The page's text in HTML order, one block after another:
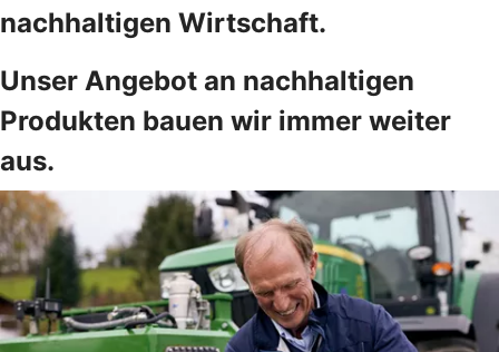
nachhaltigen Wirtschaft.
Unser Angebot an nachhaltigen
Produkten bauen wir immer weiter
aus.